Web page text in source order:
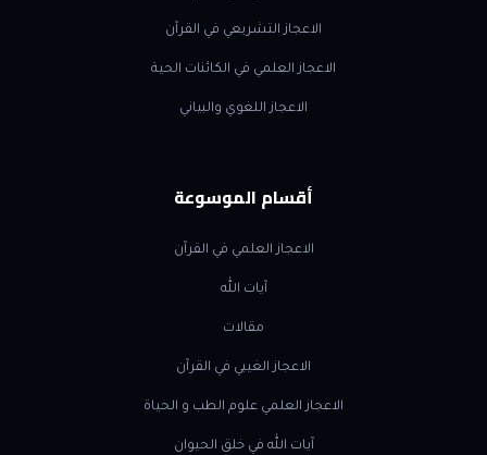
الاعجاز التشريعي في القرآن
الاعجاز العلمي في الكائنات الحية
الاعجاز اللغوي والبياني
أقسام الموسوعة
الاعجاز العلمي في القرآن
آيات الله
مقالات
الاعجاز الغيبي في القرآن
الاعجاز العلمي علوم الطب و الحياة
آيات الله في خلق الحيوان